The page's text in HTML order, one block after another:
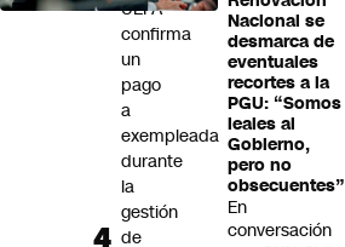
Nacional se
desmarca de
eventuales
recortes a la
PGU: “Somos
leales al
Gobierno,
pero no
obsecuentes”
En
conversación
UEFA
confirma
un
pago
a
exempleada
durante
la
gestión
de